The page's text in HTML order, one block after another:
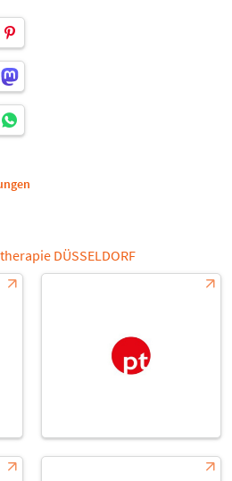
DÜSSELDORF